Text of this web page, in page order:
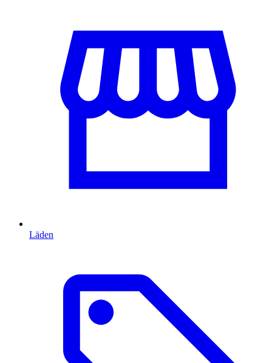
Läden